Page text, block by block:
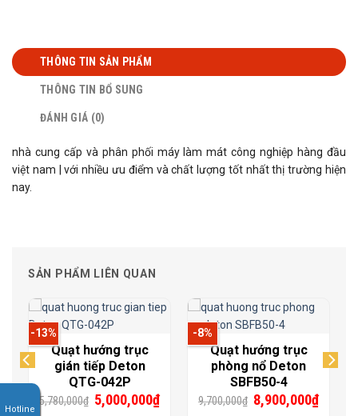
THÔNG TIN SẢN PHẨM
THÔNG TIN BỔ SUNG
ĐÁNH GIÁ (0)
nhà cung cấp và phân phối máy làm mát công nghiệp hàng đầu
việt nam | với nhiều ưu điểm và chất lượng tốt nhất thị trường hiện
nay.
SẢN PHẨM LIÊN QUAN
-13%
Quạt hướng trục
gián tiếp Deton
QTG-042P
5,780,000₫ 5,000,000₫
-8%
Quạt hướng trục
phòng nổ Deton
SBFB50-4
9,700,000₫ 8,900,000₫
Hotline